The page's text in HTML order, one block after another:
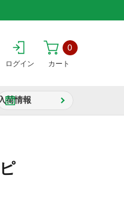
ログイン カート
0
入荷情報